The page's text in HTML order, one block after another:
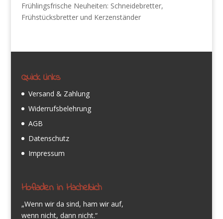
Frühlingsfrische Neuheiten: Schneidebretter,
Frühstücksbretter und Kerzenständer
Quick Links
Versand & Zahlung
Widerrufsbelehrung
AGB
Datenschutz
Impressum
Hofladen in Hachelbich
„Wenn wir da sind, ham wir auf,
wenn nicht, dann nicht.“